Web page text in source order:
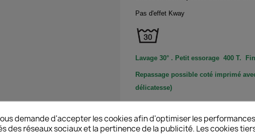
Pas d'effet Kway
Lavage 30° . Petit essorage 400 T.
Repassage possible coté imprimé
délicatesse)
demande d'accepter les cookies afin d'optimiser les
des réseaux sociaux et la pertinence de la publicité. Les cookies